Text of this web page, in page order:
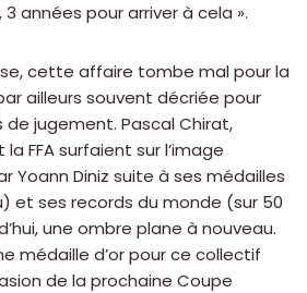
années pour arriver à cela ».
cette affaire tombe mal pour la
ailleurs souvent décriée pour
de jugement. Pascal Chirat,
FFA surfaient sur l’image
Yoann Diniz suite à ses médailles
et ses records du monde (sur 50
une ombre plane à nouveau.
médaille d’or pour ce collectif
de la prochaine Coupe